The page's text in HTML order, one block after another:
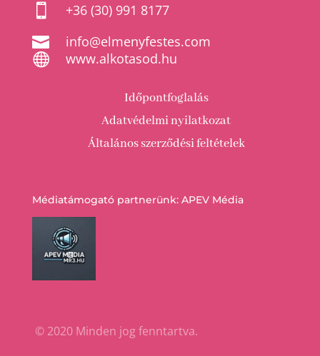
 +36 (30) 991 8177
 info@elmenyfestes.com
 www.alkotasod.hu
Időpontfoglalás
Adatvédelmi nyilatkozat
Általános szerződési feltételek
Médiatámogató partnerünk: APEV Média
© 2020 Minden jog fenntartva.